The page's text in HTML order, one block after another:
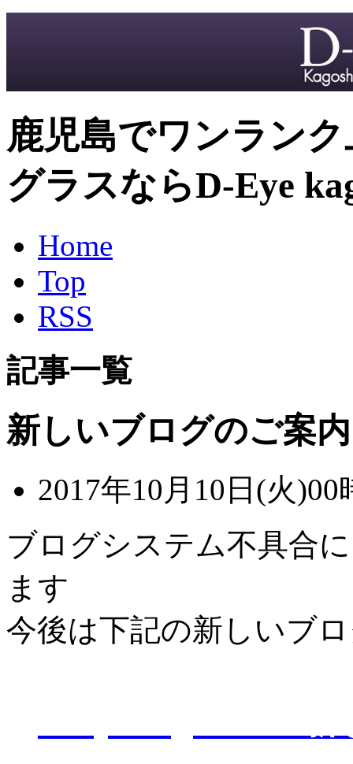
鹿児島でワンラン
グラスならD-Eye
Home
Top
RSS
記事一覧
新しいブログのご案内
2017年10月10日(火)00
ブログシステム不具合
ます
今後は下記の新しいブ